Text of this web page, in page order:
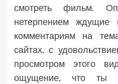
смотреть фильм.
нетерпением ждущие
комментариям на
сайтах, с
просмотром этого
ощущение, что ты